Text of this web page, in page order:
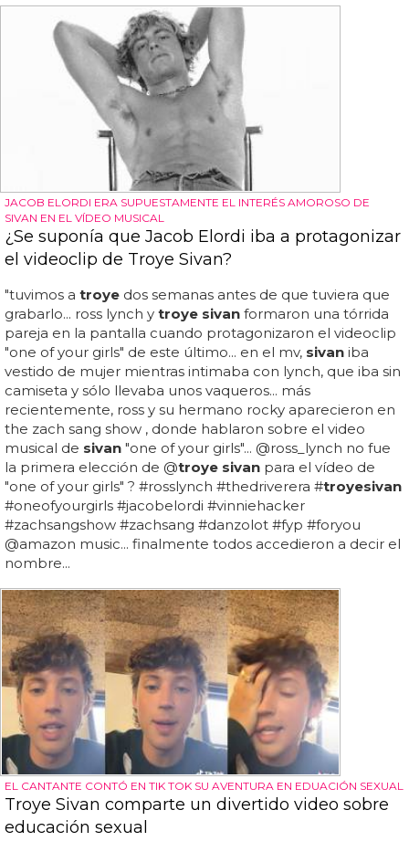
JACOB ELORDI ERA SUPUESTAMENTE EL INTERÉS AMOROSO DE
SIVAN EN EL VÍDEO MUSICAL
¿Se suponía que Jacob Elordi iba a protagonizar
el videoclip de Troye Sivan?
"tuvimos a troye dos semanas antes de que tuviera que
grabarlo... ross lynch y troye sivan formaron una tórrida
pareja en la pantalla cuando protagonizaron el videoclip
"one of your girls" de este último... en el mv, sivan iba
vestido de mujer mientras intimaba con lynch, que iba sin
camiseta y sólo llevaba unos vaqueros... más
recientemente, ross y su hermano rocky aparecieron en
the zach sang show , donde hablaron sobre el video
musical de sivan "one of your girls"... @ross_lynch no fue
la primera elección de @troye sivan para el vídeo de
"one of your girls" ? #rosslynch #thedriverera #troyesivan
#oneofyourgirls #jacobelordi #vinniehacker
#zachsangshow #zachsang #danzolot #fyp #foryou
@amazon music... finalmente todos accedieron a decir el
nombre...
EL CANTANTE CONTÓ EN TIK TOK SU AVENTURA EN EDUACIÓN SEXUAL
Troye Sivan comparte un divertido video sobre
educación sexual